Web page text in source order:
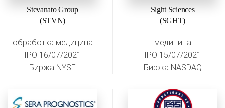
Stevanato Group
(STVN)
обработка медицина
IPO 16/07/2021
Биржа NYSE
Sight Sciences
(SGHT)
медицина
IPO 15/07/2021
Биржа NASDAQ